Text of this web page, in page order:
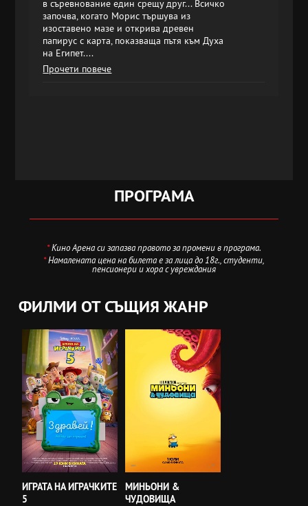
в съревнование един срещу друг... Всичко
започва, когато Морис тършува из
изоставено мазе и открива древен
папирус с карта, показваща пътя към Духа
на Египет....
Прочети повече
ПРОГРАМА
*Кино Арена си запазва правото за промени в програма.
*Намалената цена на билета е за лица до 18г., студенти,
пенсионери и хора с увреждания
ФИЛМИ ОТ СЪЩИЯ ЖАНР
ИГРАТА НА ИГРАЧКИТЕ
5
МИНЬОНИ &
ЧУДОВИЩА